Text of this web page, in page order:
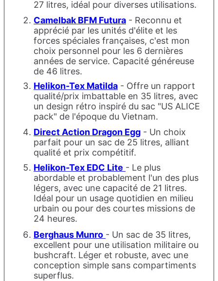
27 litres, idéal pour diverses utilisations.
Camelbak BFM Futura - Reconnu et
apprécié par les unités d'élite et les
forces spéciales françaises, c'est mon
choix personnel pour les 6 dernières
années de service. Capacité généreuse
de 46 litres.
Helikon-Tex Matilda - Offre un rapport
qualité/prix imbattable en 35 litres, avec
un design rétro inspiré du sac "US ALICE
pack" de l'époque du Vietnam.
Direct Action Dragon Egg - Un choix
parfait pour un sac de 25 litres, alliant
qualité et prix compétitif.
Helikon-Tex EDC Lite - Le plus
abordable et probablement l'un des plus
légers, avec une capacité de 21 litres.
Idéal pour un usage quotidien en milieu
urbain ou pour des courtes missions de
24 heures.
Berghaus Munro - Un sac de 35 litres,
excellent pour une utilisation militaire ou
bushcraft. Léger et robuste, avec une
conception simple sans compartiments
superflus.